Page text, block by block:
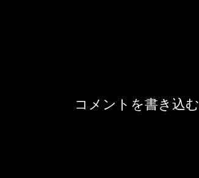
コメントを書き込む